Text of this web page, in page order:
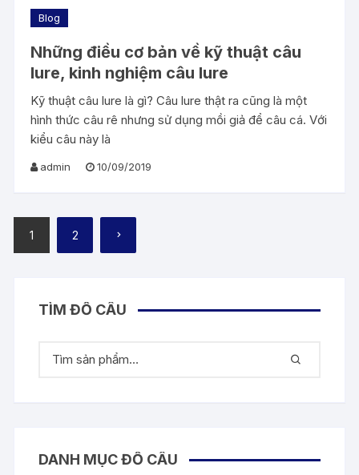
Blog
Những điều cơ bản về kỹ thuật câu
lure, kinh nghiệm câu lure
Kỹ thuật câu lure là gì? Câu lure thật ra cũng là một
hình thức câu rê nhưng sử dụng mồi giả để câu cá. Với
kiểu câu này là
admin 10/09/2019
trang
bài
1 2
TÌM ĐỒ CÂU
DANH MỤC ĐỒ CÂU